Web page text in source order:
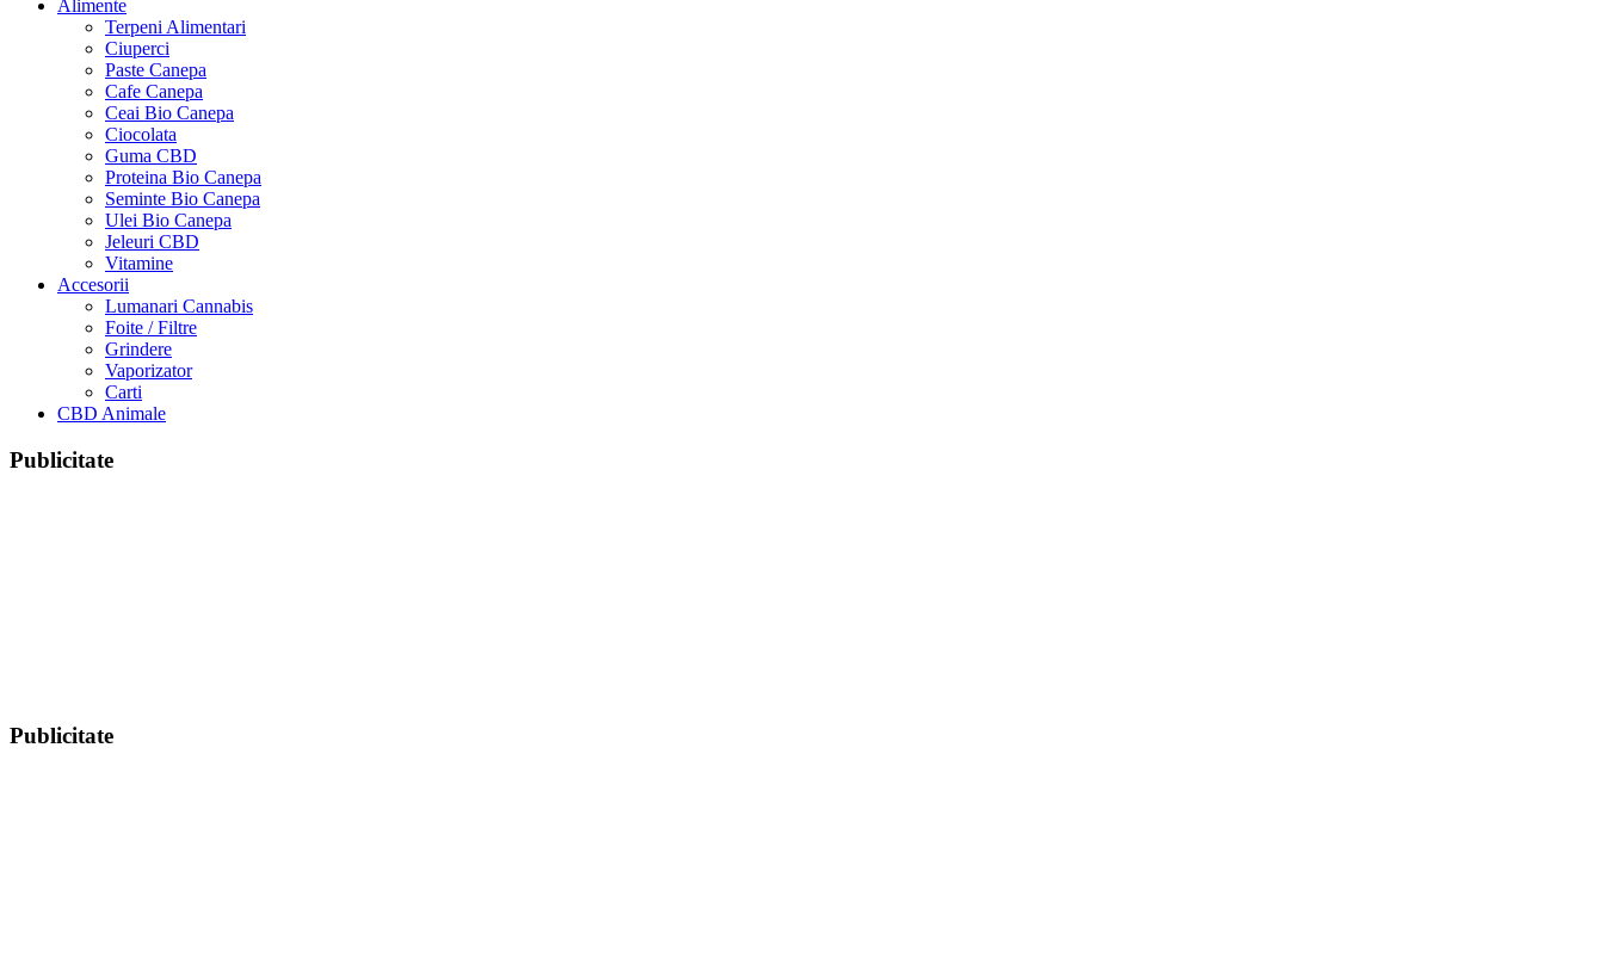
Alimente
Terpeni Alimentari
Ciuperci
Paste Canepa
Cafe Canepa
Ceai Bio Canepa
Ciocolata
Guma CBD
Proteina Bio Canepa
Seminte Bio Canepa
Ulei Bio Canepa
Jeleuri CBD
Vitamine
Accesorii
Lumanari Cannabis
Foite / Filtre
Grindere
Vaporizator
Carti
CBD Animale
Publicitate
Publicitate